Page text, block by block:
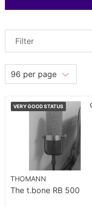
Filter
VERY GOOD STATUS
THOMANN
The t.bone RB 500